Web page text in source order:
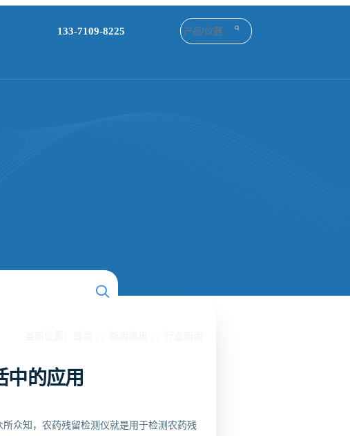
133-7109-8225
中的应用
众知，农药残留检测仪就是用于检测农药残